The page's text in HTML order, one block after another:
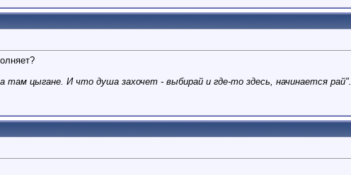
цыгане. И что душа захочет - выбирай и где-то здесь, начинается рай".